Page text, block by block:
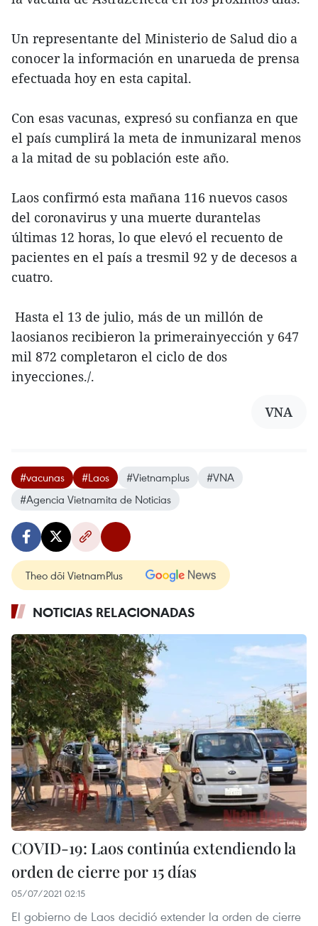
Un representante del Ministerio de Salud dio a
conocer la información en unarueda de prensa
efectuada hoy en esta capital.
Con esas vacunas, expresó su confianza en que
el país cumplirá la meta de inmunizaral menos
a la mitad de su población este año.
Laos confirmó esta mañana 116 nuevos casos
del coronavirus y una muerte durantelas
últimas 12 horas, lo que elevó el recuento de
pacientes en el país a tresmil 92 y de decesos a
cuatro.
Hasta el 13 de julio, más de un millón de
laosianos recibieron la primerainyección y 647
mil 872 completaron el ciclo de dos
inyecciones./.
VNA
#vacunas #Laos #Vietnamplus
#VNA
#Agencia Vietnamita de Noticias
Theo dõi VietnamPlus
NOTICIAS RELACIONADAS
COVID-19: Laos continúa extendiendo la
orden de cierre por 15 días
05/07/2021 02:15
El gobierno de Laos decidió extender la orden de cierre